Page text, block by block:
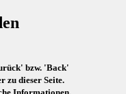
bzw. 'Back'
zu dieser Seite.